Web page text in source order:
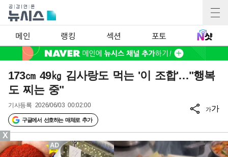
메인 랭킹 섹션 포토
173㎝ 49㎏ 김사랑도 먹는 '이 조합'…"행복
도 찌는 중"
기사등록 2026/06/03 00:02:00
구글에서 선호하는 매체로 추가
가가
X